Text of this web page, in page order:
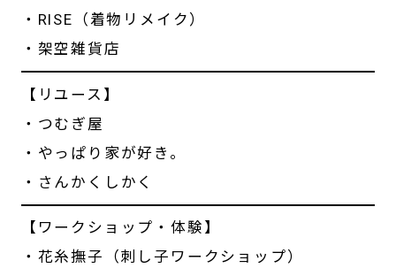
・RISE（着物リメイク）
・架空雑貨店
【リユース】
・つむぎ屋
・やっぱり家が好き。
・さんかくしかく
【ワークショップ・体験】
・花糸撫子（刺し子ワークショップ）